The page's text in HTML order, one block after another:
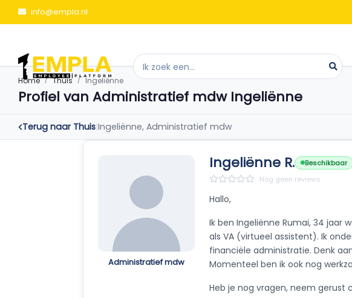
info@empla.nl
Home Thuis Ingeliënne
Profiel van Administratief mdw Ingeliënne
Terug naar Thuis|Ingeliënne, Administratief mdw
Administratief mdw
Ingeliënne R.
Beschikbaar
Nog geen reviews
Hallo,
Ik ben Ingeliënne Rumai, 34 jaar
als VA (virtueel assistent). Ik
financiële administratie. Denk
Momenteel ben ik ook nog
Heb je nog vragen, neem gerust